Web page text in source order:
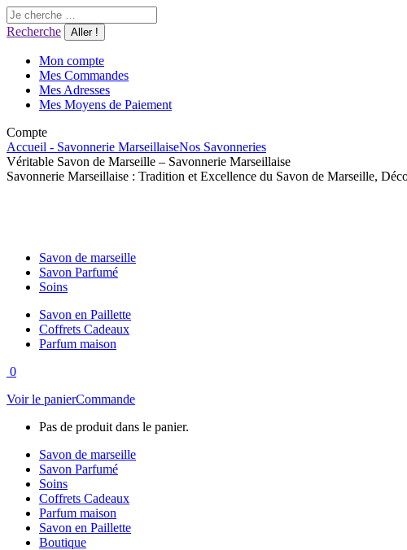
Aller
au
contenu
Recherche
:Recherche
Mon compte
Mes Commandes
Mes Adresses
Mes Moyens de Paiement
Compte
Accueil - Savonnerie MarseillaiseNos Savonneries
Véritable Savon de Marseille – Savonnerie Marseillaise
Savonnerie Marseillaise : Tradition et Excellence du Savon de Marseille,
Savon de marseille
Savon Parfumé
Soins
Savon en Paillette
Coffrets Cadeaux
Parfum maison
0
Voir le panierCommande
Pas de produit dans le panier.
Savon de marseille
Savon Parfumé
Soins
Coffrets Cadeaux
Parfum maison
Savon en Paillette
Boutique